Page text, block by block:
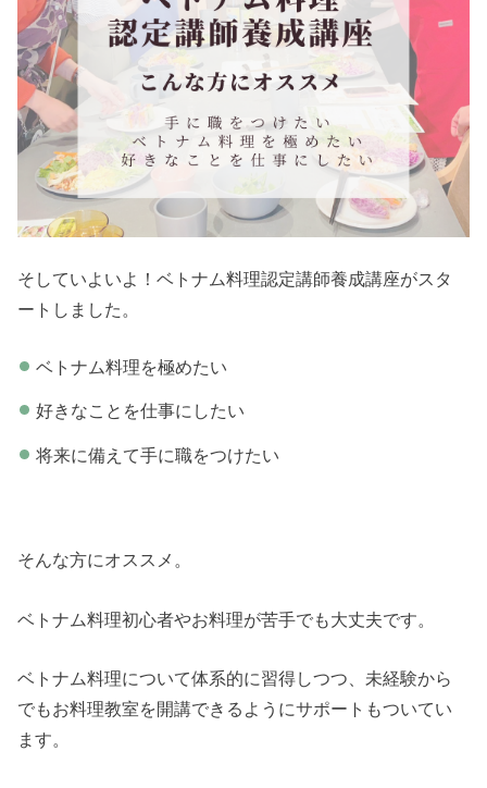
そしていよいよ！ベトナム料理認定講師養成講座がスタ
ートしました。
ベトナム料理を極めたい
好きなことを仕事にしたい
将来に備えて手に職をつけたい
そんな方にオススメ。
ベトナム料理初心者やお料理が苦手でも大丈夫です。
ベトナム料理について体系的に習得しつつ、未経験から
でもお料理教室を開講できるようにサポートもついてい
ます。